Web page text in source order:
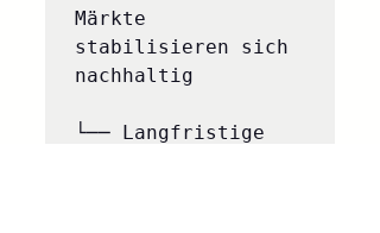
Märkte
stabilisieren sich
nachhaltig
└── Langfristige